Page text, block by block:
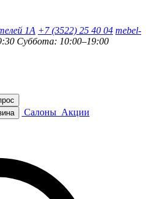
1А +7 (3522) 25 40 04 mebel-
Суббота: 10:00–19:00
Салоны Акции